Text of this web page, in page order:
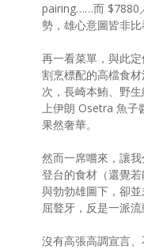
pairing……而 $7880
勢，雄心意圖皆非比
再一看菜單，與此
割烹標配的高檔食
次，長崎本鮪、野
上伊朗 Osetra 魚子
果然奢華。
然而一席嚐來，讓
登台的食材（還覺
與勃勃雄圖下，卻
屈聱牙，反是一派
沒有高張高調宣言、